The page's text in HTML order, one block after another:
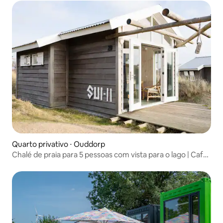
Quarto privativo ⋅ Ouddorp
Chalé de praia para 5 pessoas com vista para o lago | Café